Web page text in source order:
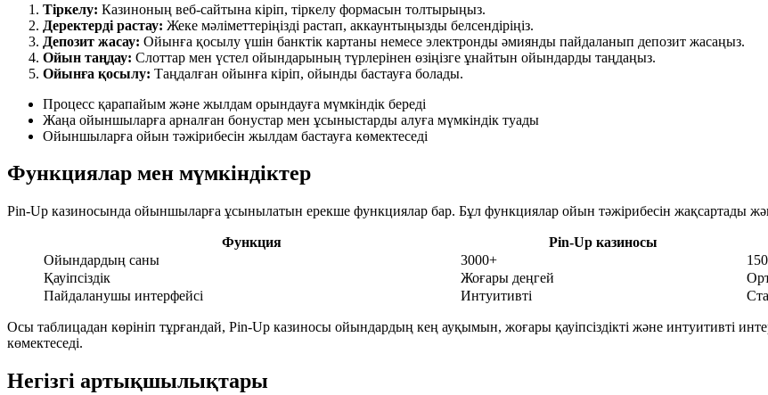
Тіркелу: Казиноның веб-сайтына кіріп, тіркелу формасын толтырыңыз.
Деректерді растау: Жеке мәліметтеріңізді растап, аккаунтыңызды белсендіріңіз.
Депозит жасау: Ойынға қосылу үшін банктік картаны немесе электронды әмиянды пайдаланып депозит жасаңыз.
Ойын таңдау: Слоттар мен үстел ойындарының түрлерінен өзіңізге ұнайтын ойындарды таңдаңыз.
Ойынға қосылу: Таңдалған ойынға кіріп, ойынды бастауға болады.
Процесс қарапайым және жылдам орындауға мүмкіндік береді
Жаңа ойыншыларға арналған бонустар мен ұсыныстарды алуға мүмкіндік туады
Ойыншыларға ойын тәжірибесін жылдам бастауға көмектеседі
Функциялар мен мүмкіндіктер
Pin-Up казиносында ойыншыларға ұсынылатын ерекше функциялар бар. Бұл функциялар ойын тәжірибесін жақсартады
Функция Pin-Up казиносы
Ойындардың саны
3000+
Қауіпсіздік
Жоғары деңгей
Пайдаланушы интерфейсі
Интуитивті
Осы таблицадан көрініп тұрғандай, Pin-Up казиносы ойындардың кең ауқымын, жоғары қауіпсіздікті және интуитивті
көмектеседі.
Негізгі артықшылықтары